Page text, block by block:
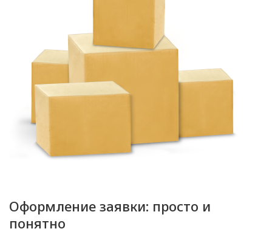
Оформление заявки: просто и
понятно